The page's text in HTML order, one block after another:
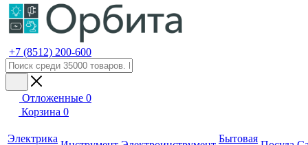
+7 (8512) 200-600
Отложенные 0
Корзина 0
Электрика
Бытовая